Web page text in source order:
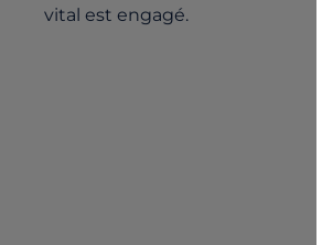
vital est engagé.